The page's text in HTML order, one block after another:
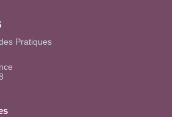
Pratiques